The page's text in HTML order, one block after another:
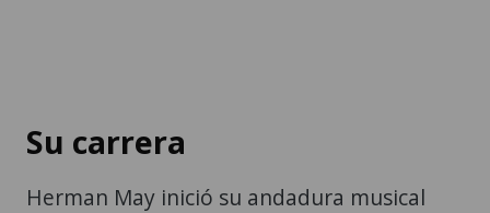
Su carrera
Herman May inició su andadura musical